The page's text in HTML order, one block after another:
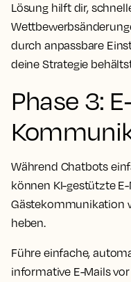
Lösung hilft dir,
durch anpassbare
deine Strategie
Phase 3:
Während Chatbots
können KI-gestützte
Gästekommunikation
heben.
Führe einfache,
informative E-Mails